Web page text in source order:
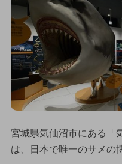
宮城県気仙沼市にある「
は、日本で唯一のサメの